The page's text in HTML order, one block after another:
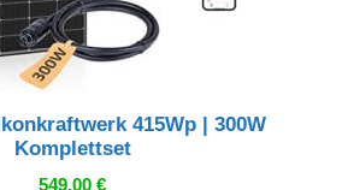
415Wp | 300W
Komplettset
549,00 €